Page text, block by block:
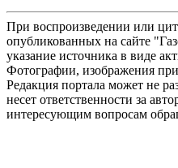
При воспроизведении или
опубликованных на сайте
указание источника в виде
Фотографии, изображения
Редакция портала может не
несет ответственности за
интересующим вопросам